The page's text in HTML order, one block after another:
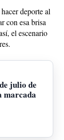
deporte al
con esa brisa
el escenario
julio de
marcada